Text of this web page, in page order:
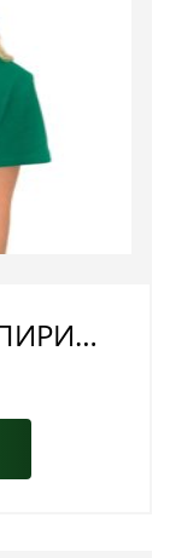
Дамска Фен Тениска - ПИРИН ЛЕЙДИС